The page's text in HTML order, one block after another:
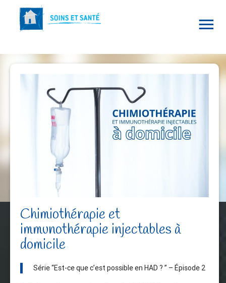
Chimiothérapie et
immunothérapie injectables à
domicile
Série “Est-ce que c’est possible en HAD ? ” – Épisode 2